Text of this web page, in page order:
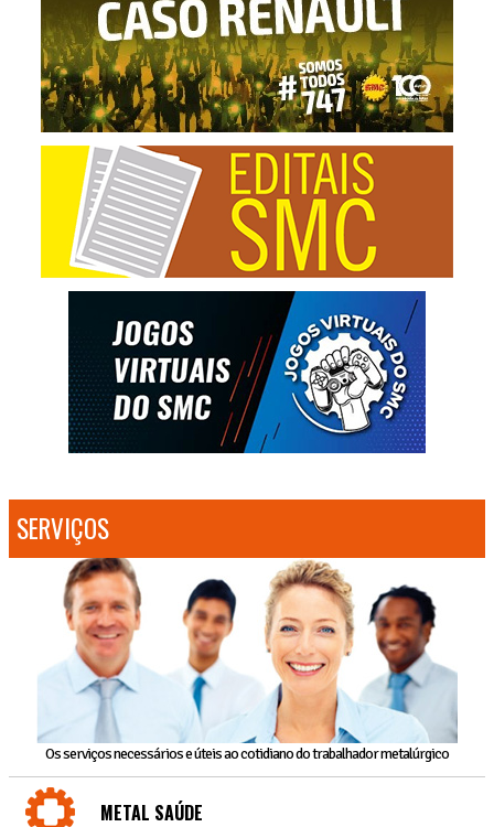
SERVIÇOS
Os serviços necessários e úteis ao cotidiano do trabalhador metalúrgico
METAL SAÚDE